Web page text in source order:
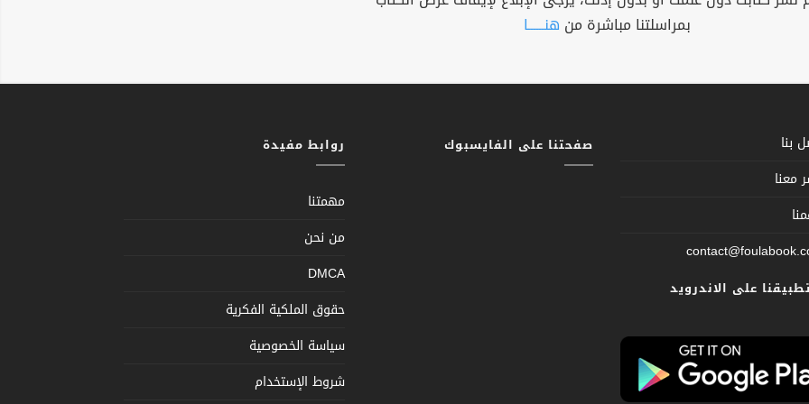
بمراسلتنا مباشرة من هنــــــا
بنا
معنا
على الاندرويد
صفحتنا على الفايسبوك روابط مفيدة
مهمتنا
من نحن
DMCA
حقوق الملكية الفكرية
سياسة الخصوصية
شروط الإستخدام